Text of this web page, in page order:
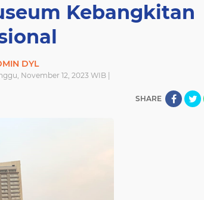
Kebangkitan
DYL
November 12, 2023 WIB |
SHARE